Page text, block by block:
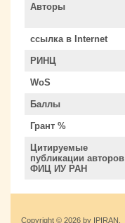
Авторы
ссылка в Internet
РИНЦ
WoS
Баллы
Грант %
Цитируемые
публикации авторов
ФИЦ ИУ РАН
Copyright © 2026 by IPIRAN.